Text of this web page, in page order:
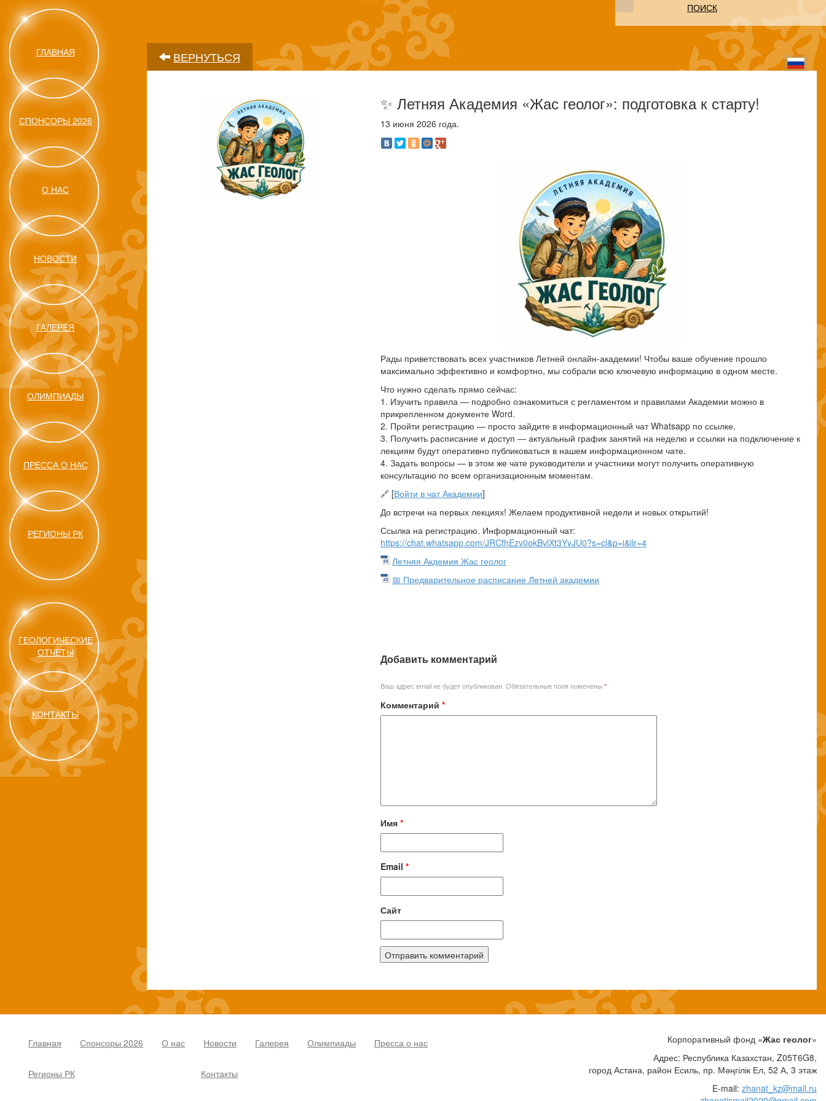
ГЛАВНАЯ
СПОНСОРЫ 2026
О НАС
НОВОСТИ
ГАЛЕРЕЯ
ОЛИМПИАДЫ
ПРЕССА О НАС
РЕГИОНЫ РК
ГЕОЛОГИЧЕСКИЕ
ОТЧЕТЫ
КОНТАКТЫ
ПОИСК
ВЕРНУТЬСЯ
✨ Летняя Академия «Жас геолог»: подготовка к старту!
13 июня 2026 года.
Рады приветствовать всех участников Летней онлайн-академии! Чтобы ваше обучение прошло
максимально эффективно и комфортно, мы собрали всю ключевую информацию в одном месте.
Что нужно сделать прямо сейчас:
1. Изучить правила — подробно ознакомиться с регламентом и правилами Академии можно в
прикрепленном документе Word.
2. Пройти регистрацию — просто зайдите в информационный чат Whatsapp по ссылке.
3. Получить расписание и доступ — актуальный график занятий на неделю и ссылки на подключение к
лекциям будут оперативно публиковаться в нашем информационном чате.
4. Задать вопросы — в этом же чате руководители и участники могут получить оперативную
консультацию по всем организационным моментам.
🔗 [Войти в чат Академии]
До встречи на первых лекциях! Желаем продуктивной недели и новых открытий!
Ссылка на регистрацию. Информационный чат:
https://chat.whatsapp.com/JRCfhEzv0okBvlXt3YvJU0?s=cl&p=i&ilr=4
Летняя Акдемия Жас геолог
📅 Предварительное расписание Летней академии
Добавить комментарий
Ваш адрес email не будет опубликован. Обязательные поля помечены *
Комментарий *
Имя *
Email *
Сайт
Главная Спонсоры 2026 О нас Новости Галерея Олимпиады Пресса о нас
Регионы РК Контакты
Корпоративный фонд «Жас геолог»
Адрес: Республика Казахстан, Z05Т6G8,
город Астана, район Есиль, пр. Мәңгілік Ел, 52 А, 3 этаж
E-mail: zhanat_kz@mail.ru